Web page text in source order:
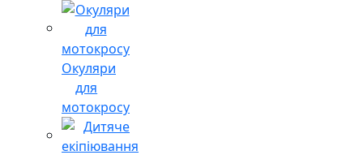
Окуляри
для
мотокросу